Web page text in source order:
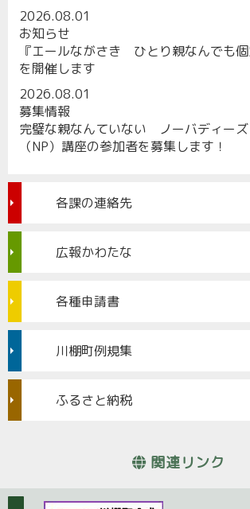
2026.08.01
お知らせ
『エールながさき ひとり親なんでも個
を開催します
2026.08.01
募集情報
完璧な親なんていない ノーバディーズ
（NP）講座の参加者を募集します！
各課の連絡先
広報かわたな
各種申請書
川棚町例規集
ふるさと納税
関連リンク